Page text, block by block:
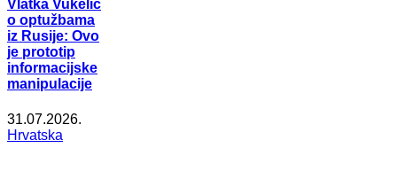
Vlatka Vukelić
o optužbama
iz Rusije: Ovo
je prototip
informacijske
manipulacije
31.07.2026.
Hrvatska